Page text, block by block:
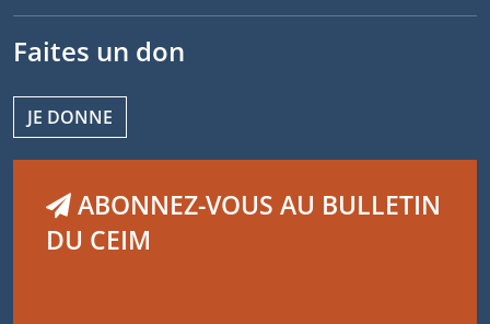
Faites un don
JE DONNE
ABONNEZ-VOUS AU BULLETIN
DU CEIM